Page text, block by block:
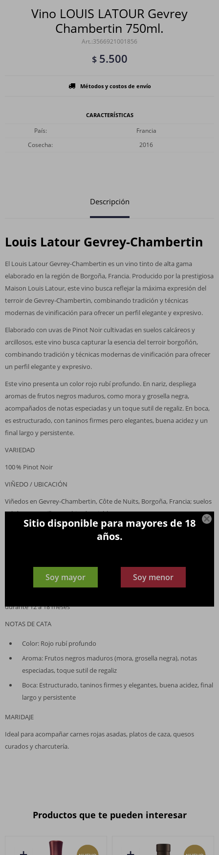

Sitio disponible para mayores de 18
años.
Soy mayor Soy menor
Vino LOUIS LATOUR Gevrey
Chambertin 750ml.
3566921001856
$ 5.500
Métodos y costos de envío
CARACTERÍSTICAS
País
Francia
Cosecha
2016
Descripción
Louis Latour Gevrey-Chambertin
El Louis Latour Gevrey-Chambertin es un vino tinto de alta gama
elaborado en la región de Borgoña, Francia. Producido por la prestigiosa
Maison Louis Latour, este vino busca reflejar la máxima expresión del
terroir de Gevrey-Chambertin, combinando tradición y técnicas
modernas de vinificación para ofrecer un perfil elegante y expresivo.
Elaborado con uvas de Pinot Noir cultivadas en suelos calcáreos y
arcillosos, este vino busca capturar la esencia del terroir borgoñón,
combinando tradición y técnicas modernas de vinificación para ofrecer
un perfil elegante y expresivo.
Este vino presenta un color rojo rubí profundo. En nariz, despliega
aromas de frutos negros maduros, como mora y grosella negra,
acompañados de notas especiadas y un toque sutil de regaliz. En boca,
es estructurado, con taninos firmes pero elegantes, buena acidez y un
final largo y persistente.
VARIEDAD
100 % Pinot Noir
VIÑEDO / UBICACIÓN
Viñedos en Gevrey-Chambertin, Côte de Nuits, Borgoña, Francia; suelos
calcáreos y arcillosos; altitud variable
VINIFICACIÓN
Fermentación en tanques de acero inoxidable; maceración controlada
durante 12 a 18 meses
NOTAS DE CATA
Color: Rojo rubí profundo
Aroma: Frutos negros maduros (mora, grosella negra), notas
especiadas, toque sutil de regaliz
Boca: Estructurado, taninos firmes y elegantes, buena acidez, final
largo y persistente
MARIDAJE
Ideal para acompañar carnes rojas asadas, platos de caza, quesos
curados y charcutería.
Productos que te pueden interesar